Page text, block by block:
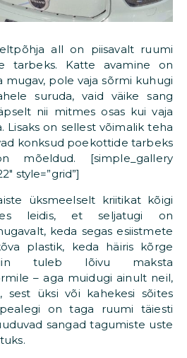
all on piisavalt ruumi
tarbeks. Katte avamine on
mugav, pole vaja sõrmi kuhugi
suruda, vaid väike sang
nii mitmes osas kui vaja
Lisaks on sellest võimalik teha
konksud poekottide tarbeks
[simple_gallery
style=”grid”]
üksmeelselt kriitikat kõigi
leidis, et seljatugi on
keda segas esiistmete
plastik, keda häiris kõrge
Siin tuleb lõivu maksta
– aga muidugi ainult neil,
sest üksi või kahekesi sõites
on taga ruumi täiesti
sangad tagumiste uste